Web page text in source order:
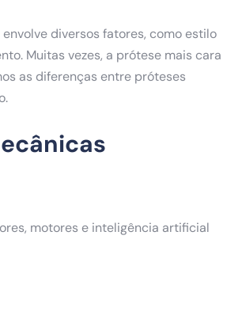
diversos fatores, como estilo
Muitas vezes, a prótese mais cara
as diferenças entre próteses
motores e inteligência artificial